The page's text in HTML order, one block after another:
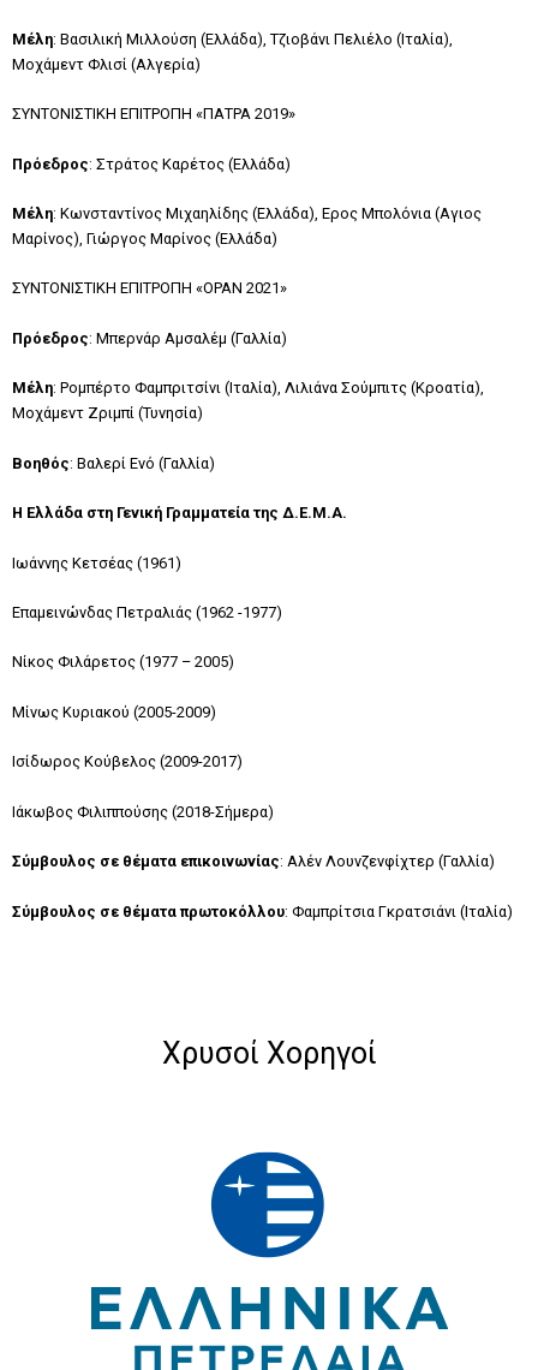
Μέλη: Βασιλική Μιλλούση (Ελλάδα), Τζιοβάνι Πελιέλο (Ιταλία),
Μοχάμεντ Φλισί (Αλγερία)
ΣΥΝΤΟΝΙΣΤΙΚΗ ΕΠΙΤΡΟΠΗ «ΠΑΤΡΑ 2019»
Πρόεδρος: Στράτος Καρέτος (Ελλάδα)
Μέλη: Κωνσταντίνος Μιχαηλίδης (Ελλάδα), Ερος Μπολόνια (Αγιος
Μαρίνος), Γιώργος Μαρίνος (Ελλάδα)
ΣΥΝΤΟΝΙΣΤΙΚΗ ΕΠΙΤΡΟΠΗ «ΟPAN 2021»
Πρόεδρος: Μπερνάρ Αμσαλέμ (Γαλλία)
Μέλη: Ρομπέρτο Φαμπριτσίνι (Ιταλία), Λιλιάνα Σούμπιτς (Κροατία),
Μοχάμεντ Ζριμπί (Τυνησία)
Βοηθός: Βαλερί Ενό (Γαλλία)
Η Ελλάδα στη Γενική Γραμματεία της Δ.Ε.Μ.Α.
Ιωάννης Κετσέας (1961)
Επαμεινώνδας Πετραλιάς (1962 -1977)
Νίκος Φιλάρετος (1977 – 2005)
Μίνως Κυριακού (2005-2009)
Ισίδωρος Κούβελος (2009-2017)
Ιάκωβος Φιλιππούσης (2018-Σήμερα)
Σύμβουλος σε θέματα επικοινωνίας: Αλέν Λουνζενφίχτερ (Γαλλία)
Σύμβουλος σε θέματα πρωτοκόλλου: Φαμπρίτσια Γκρατσιάνι (Ιταλία)
Χρυσοί Χορηγοί